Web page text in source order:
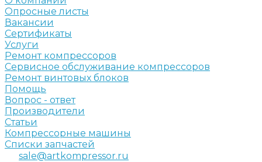
Опросные листы
Вакансии
Сертификаты
Услуги
Ремонт компрессоров
Сервисное обслуживание компрессоров
Ремонт винтовых блоков
Помощь
Вопрос - ответ
Производители
Статьи
Компрессорные машины
Списки запчастей
sale@artkompressor.ru